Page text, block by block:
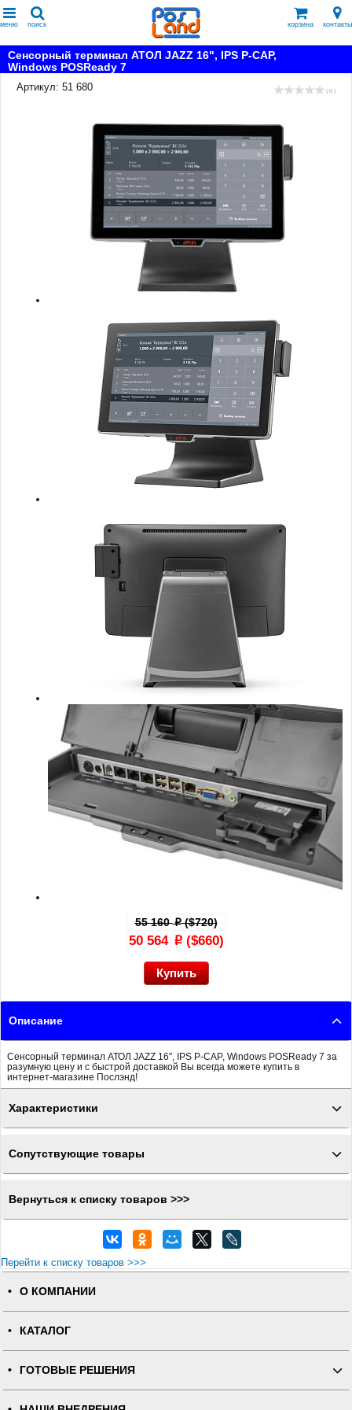
меню поиск корзина контакты
Сенсорный терминал АТОЛ JAZZ 16", IPS P-CAP,
Windows POSReady 7
Артикул: 51 680
( 0 )
55 160p($720)
50 564 p($660)
Описание
Сенсорный терминал АТОЛ JAZZ 16", IPS P-CAP, Windows POSReady 7 за
разумную цену и с быстрой доставкой Вы всегда можете купить в
интернет-магазине Послэнд!
Характеристики
Сопутствующие товары
Вернуться к списку товаров >>>
Перейти к списку товаров >>>
О КОМПАНИИ
КАТАЛОГ
ГОТОВЫЕ РЕШЕНИЯ